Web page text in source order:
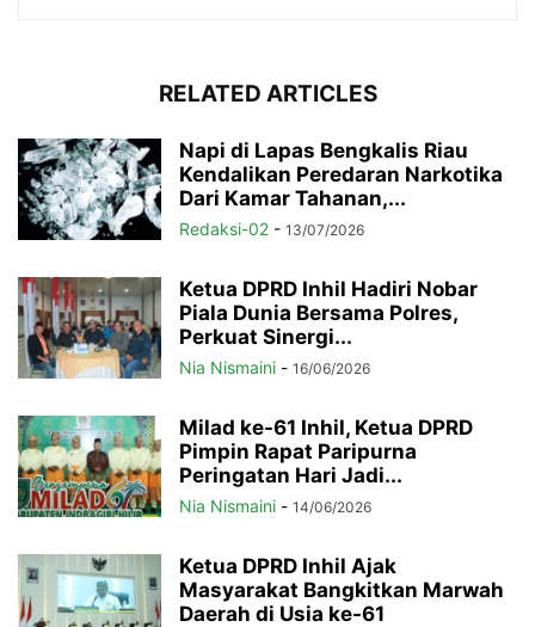
RELATED ARTICLES
Napi di Lapas Bengkalis Riau
Kendalikan Peredaran Narkotika
Dari Kamar Tahanan,...
Redaksi-02 - 13/07/2026
Ketua DPRD Inhil Hadiri Nobar
Piala Dunia Bersama Polres,
Perkuat Sinergi...
Nia Nismaini - 16/06/2026
Milad ke-61 Inhil, Ketua DPRD
Pimpin Rapat Paripurna
Peringatan Hari Jadi...
Nia Nismaini - 14/06/2026
Ketua DPRD Inhil Ajak
Masyarakat Bangkitkan Marwah
Daerah di Usia ke-61